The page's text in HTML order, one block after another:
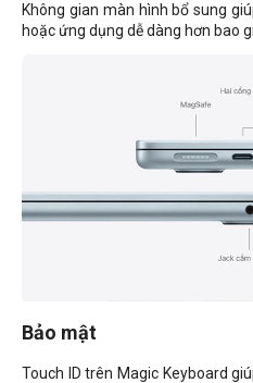
Không gian màn hình bổ sung
hoặc ứng dụng dễ dàng hơn bao
Bảo mật
Touch ID trên Magic Keyboard